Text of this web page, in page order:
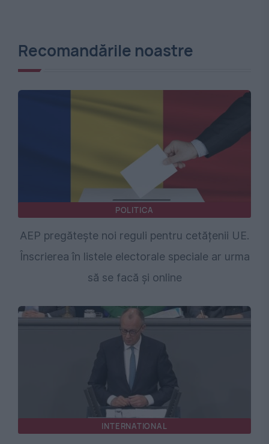
Recomandările noastre
POLITICA
AEP pregătește noi reguli pentru cetățenii UE.
Înscrierea în listele electorale speciale ar urma
să se facă și online
INTERNATIONAL